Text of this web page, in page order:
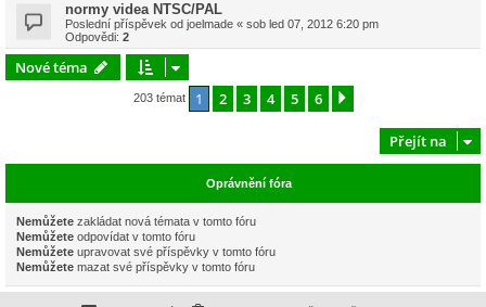
normy videa NTSC/PAL
Poslední příspěvek od joelmade « sob led 07, 2012 6:20 pm
Odpovědi: 2
Nové téma
203 témat 1 2 3 4 5 6
Přejít na
Oprávnění fóra
Nemůžete zakládat nová témata v tomto fóru
Nemůžete odpovídat v tomto fóru
Nemůžete upravovat své příspěvky v tomto fóru
Nemůžete mazat své příspěvky v tomto fóru